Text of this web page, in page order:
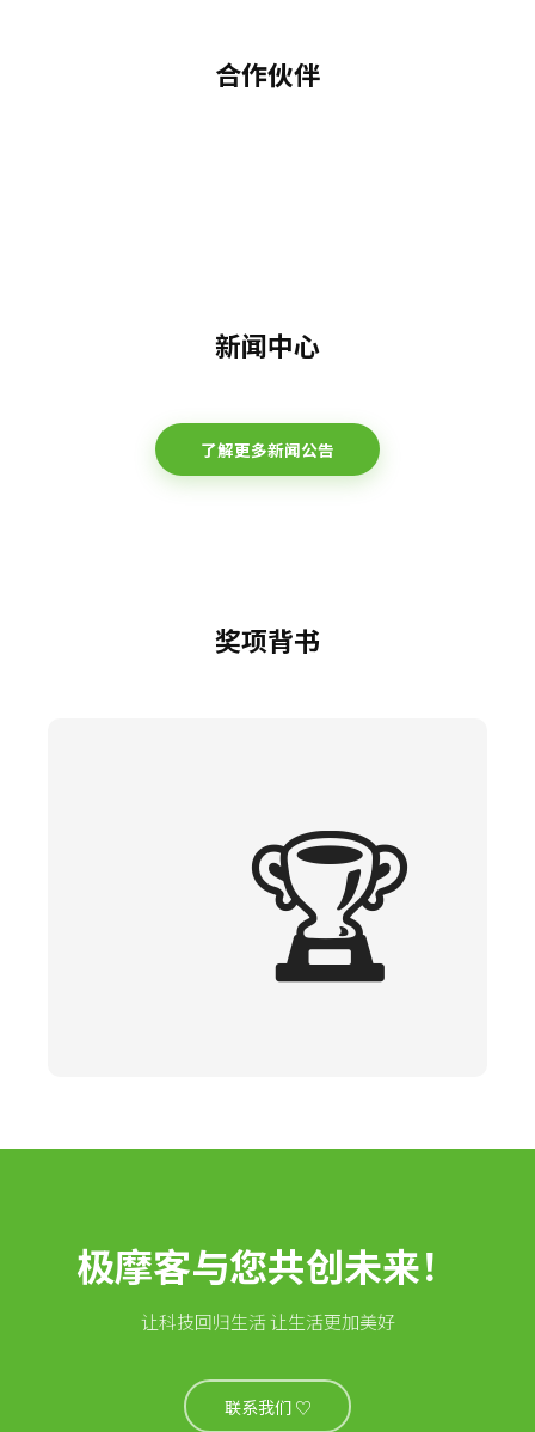
合作伙伴
新闻中心
了解更多新闻公告
奖项背书
🏆
极摩客与您共创未来！
让科技回归生活 让生活更加美好
联系我们 ♡